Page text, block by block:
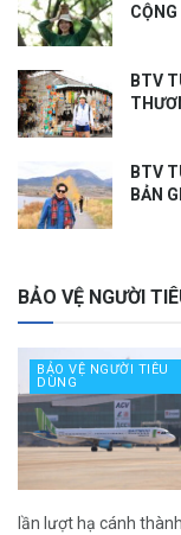
BTV
BTV
BẢN
BẢO VỆ NGƯỜI
BẢO VỆ NGƯỜI TIÊU
DÙNG
lần lượt hạ cánh